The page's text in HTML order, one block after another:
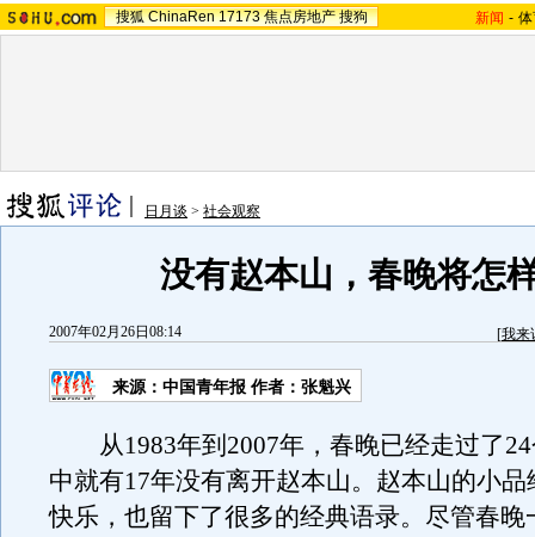
搜狐 ChinaRen 17173 焦点房地产 搜狗 新闻 -
日月谈 > 社会观察
没有赵本山，春晚将怎
2007年02月26日08:14 [我来
来源：中国青年报 作者：张魁兴
从1983年到2007年，春晚已经走过了24
中就有17年没有离开赵本山。赵本山的小
快乐，也留下了很多的经典语录。尽管春晚